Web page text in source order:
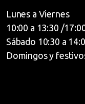
Lunes a Viernes
10:00 a 13:30 /
Sábado 10:30 a
Domingos y